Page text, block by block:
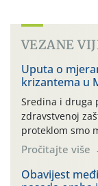
VEZANE
Uputa o
krizantema u
Sredina i druga
zdravstvenoj
proteklom smo
preventivnim
uzročnika
06.7.)! Na
Pročitajte više
Obavijest